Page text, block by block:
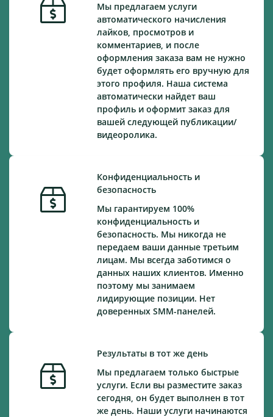
Мы предлагаем услуги
автоматического начисления
лайков, просмотров и
комментариев, и после
оформления заказа вам не нужно
будет оформлять его вручную для
этого профиля. Наша система
автоматически найдет ваш
профиль и оформит заказ для
вашей следующей публикации/
видеоролика.
Конфиденциальность и
безопасность
Мы гарантируем 100%
конфиденциальность и
безопасность. Мы никогда не
передаем ваши данные третьим
лицам. Мы всегда заботимся о
данных наших клиентов. Именно
поэтому мы занимаем
лидирующие позиции. Нет
доверенных SMM-панелей.
Результаты в тот же день
Мы предлагаем только быстрые
услуги. Если вы разместите заказ
сегодня, он будет выполнен в тот
же день. Наши услуги начинаются